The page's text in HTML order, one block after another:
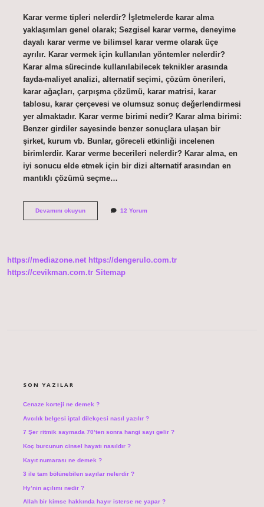
Karar verme tipleri nelerdir? İşletmelerde karar alma
yaklaşımları genel olarak; Sezgisel karar verme, deneyime
dayalı karar verme ve bilimsel karar verme olarak üçe
ayrılır. Karar vermek için kullanılan yöntemler nelerdir?
Karar alma sürecinde kullanılabilecek teknikler arasında
fayda-maliyet analizi, alternatif seçimi, çözüm önerileri,
karar ağaçları, çarpışma çözümü, karar matrisi, karar
tablosu, karar çerçevesi ve olumsuz sonuç değerlendirmesi
yer almaktadır. Karar verme birimi nedir? Karar alma birimi:
Benzer girdiler sayesinde benzer sonuçlara ulaşan bir
şirket, kurum vb. Bunlar, göreceli etkinliği incelenen
birimlerdir. Karar verme becerileri nelerdir? Karar alma, en
iyi sonucu elde etmek için bir dizi alternatif arasından en
mantıklı çözümü seçme…
Devamını okuyunKarar
12 Yorum
https://mediazone.net https://dengerulo.com.tr
https://cevikman.com.tr Sitemap
SON YAZILAR
Cenaze korteji ne demek ?
Avcılık belgesi iptal dilekçesi nasıl yazılır ?
7 Şer ritmik saymada 70’ten sonra hangi sayı gelir ?
Koç burcunun cinsel hayatı nasıldır ?
Kayıt numarası ne demek ?
3 ile tam bölünebilen sayılar nelerdir ?
Hy’nin açılımı nedir ?
Allah bir kimse hakkında hayır isterse ne yapar ?